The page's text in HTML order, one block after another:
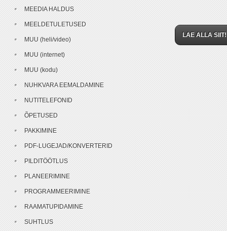
LAE ALLA SIIT!
MEEDIA HALDUS
MEELDETULETUSED
MUU (heli/video)
MUU (internet)
MUU (kodu)
NUHKVARA EEMALDAMINE
NUTITELEFONID
ÕPETUSED
PAKKIMINE
PDF-LUGEJAD/KONVERTERID
PILDITÖÖTLUS
PLANEERIMINE
PROGRAMMEERIMINE
RAAMATUPIDAMINE
SUHTLUS